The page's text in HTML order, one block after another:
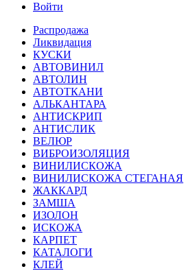
Войти
Распродажа
Ликвидация
КУСКИ
АВТОВИНИЛ
АВТОЛИН
АВТОТКАНИ
АЛЬКАНТАРА
АНТИСКРИП
АНТИСЛИК
ВЕЛЮР
ВИБРОИЗОЛЯЦИЯ
ВИНИЛИСКОЖА
ВИНИЛИСКОЖА СТЕГАНАЯ
ЖАККАРД
ЗАМША
ИЗОЛОН
ИСКОЖА
КАРПЕТ
КАТАЛОГИ
КЛЕЙ